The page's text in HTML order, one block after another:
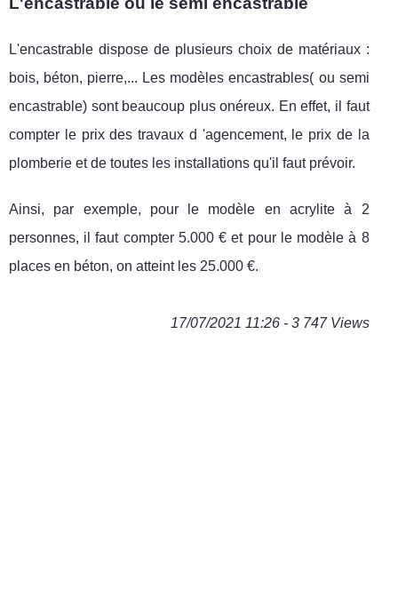
L'encastrable dispose de plusieurs choix de matériaux :
bois, béton, pierre,... Les modèles encastrables( ou semi
encastrable) sont beaucoup plus onéreux. En effet, il faut
compter le prix des travaux d 'agencement, le prix de la
plomberie et de toutes les installations qu'il faut prévoir.
Ainsi, par exemple, pour le modèle en acrylite à 2
personnes, il faut compter 5.000 € et pour le modèle à 8
places en béton, on atteint les 25.000 €.
17/07/2021 11:26 - 3 747 Views